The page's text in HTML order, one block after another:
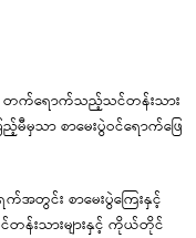
င် တက်ရောက်သည့်သင်တန်းသား
မီမှသာ စာမေးပွဲဝင်ရောက်ဖြေ
အတွင်း စာမေးပွဲကြေးနှင့်
တန်းသားများနှင့် ကိုယ်တိုင်